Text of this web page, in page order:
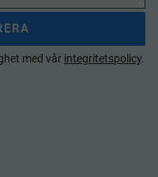
med vår integritetspolicy.